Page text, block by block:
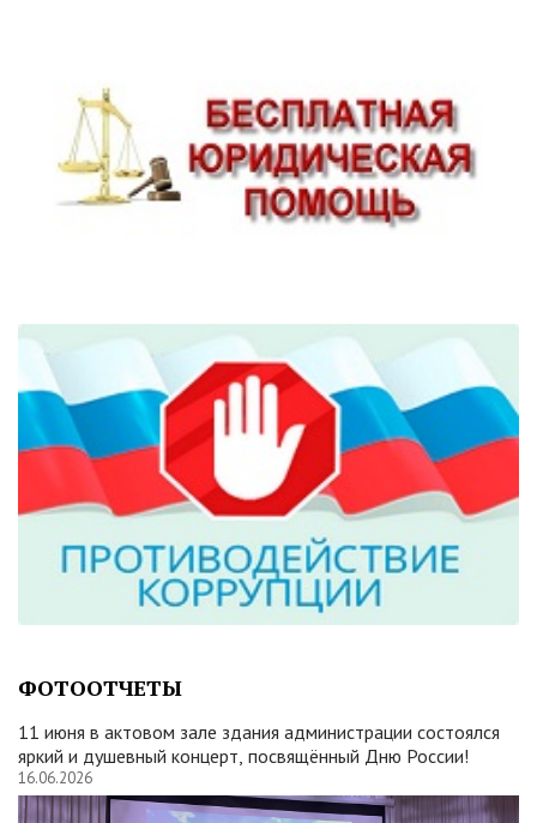
ФОТООТЧЕТЫ
11 июня в актовом зале здания администрации состоялся
яркий и душевный концерт, посвящённый Дню России!
16.06.2026